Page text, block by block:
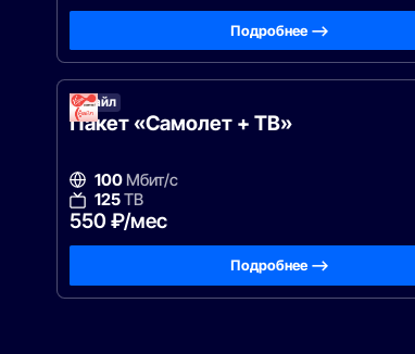
Подробнее —>
Смайл
Пакет «Самолет + ТВ»
100Мбит/с
125ТВ
550 ₽/мес
Подробнее —>